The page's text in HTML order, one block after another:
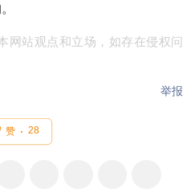
网站观点和立场，如存在侵权问
举报
赞 28